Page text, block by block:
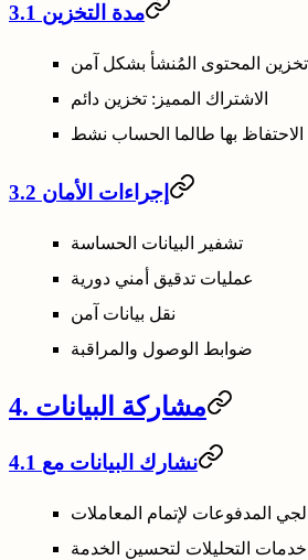
3.1 مدة التخزين
تخزين المحتوى المُنشأ بشكل آمن
الاشتراك المميز: تخزين دائم
الاحتفاظ بها طالما الحساب نشط
3.2 إجراءات الأمان
تشفير البيانات الحساسة
عمليات تدقيق أمني دورية
نقل بيانات آمن
ضوابط الوصول والمراقبة
4. مشاركة البيانات
4.1 نشارك البيانات مع
المدفوعات لإتمام المعاملات
التحليلات لتحسين الخدمة